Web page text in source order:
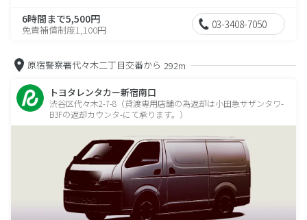
6時間まで5,500円
免責補償制度1,100円 03-3408-7050
原宿警察署代々木二丁目交番から 292m
トヨタレンタカー新宿南口
渋谷区代々木2-7-8（貸渡専用店舗の為返却は小田急サザンタワ-
B3Fの返却カウンタ-にて承ります。）